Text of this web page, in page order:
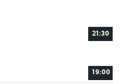
21:30
19:00